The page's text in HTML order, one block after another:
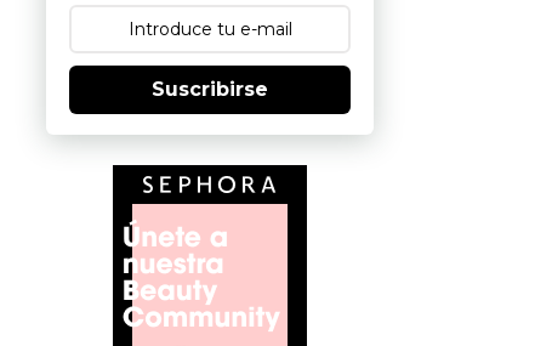
Suscribirse